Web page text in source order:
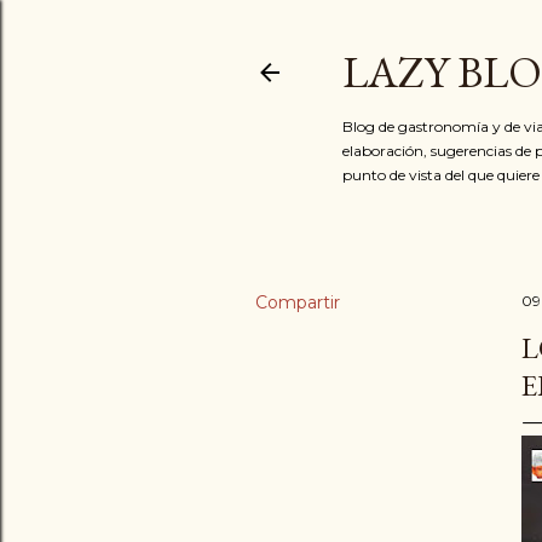
LAZY
Blog de gastronomía y de
elaboración, sugerencias de
punto de vista del que
Compartir